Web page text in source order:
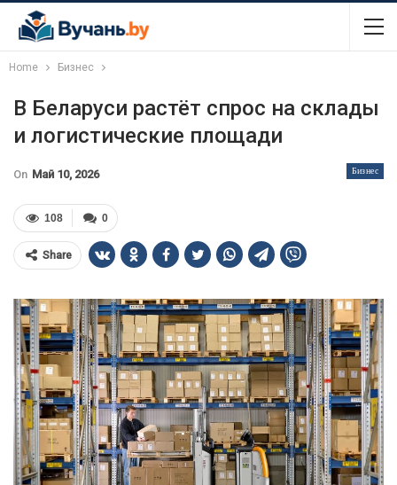
Home Бизнес
В Беларуси растёт спрос на склады
и логистические площади
Бизнес
On Май 10, 2026
0
108
Share